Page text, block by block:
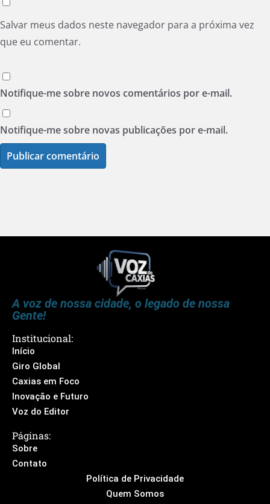
Salvar meus dados neste navegador para a próxima vez
que eu comentar.
Notifique-me sobre novos comentários por e-mail.
Notifique-me sobre novas publicações por e-mail.
A voz de nossa cidade, o legado de nossa
Gente!
Institucional:
Início
Giro Global
Caxias em Foco
Inovação e Futuro
Voz do Editor
Páginas:
Sobre
Contato
Política de Privacidade
Quem Somos